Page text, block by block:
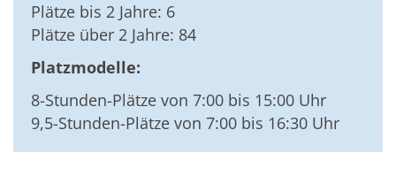
Plätze bis 2 Jahre: 6
Plätze über 2 Jahre: 84
Platzmodelle:
8-Stunden-Plätze von 7:00 bis 15:00 Uhr
9,5-Stunden-Plätze von 7:00 bis 16:30 Uhr